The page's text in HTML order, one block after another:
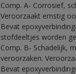
Comp. A- Corrosief,
Veroorzaakt ernstig
Bevat
stofdeeltjes worden
Comp. B- Schadelijk,
veroorzaken.
Bevat